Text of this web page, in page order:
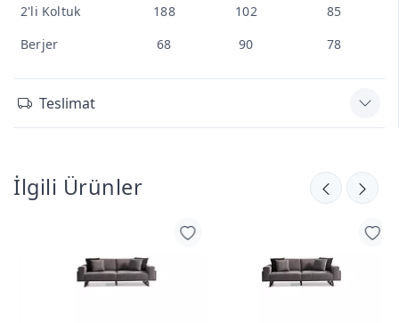
2'li Koltuk
188 102
85
Berjer
68 90 78
Teslimat
İlgili Ürünler